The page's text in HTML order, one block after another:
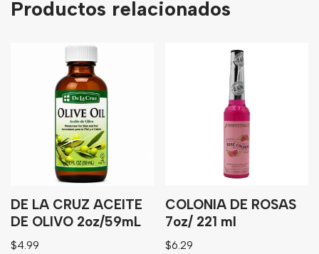
Productos relacionados
DE LA CRUZ ACEITE
DE OLIVO 2oz/59mL
$4.99
COLONIA DE ROSAS
7oz/ 221 ml
$6.29